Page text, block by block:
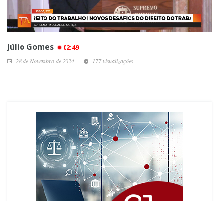
Júlio Gomes 02:49
28 de Novembro de 2024 177 visualizações